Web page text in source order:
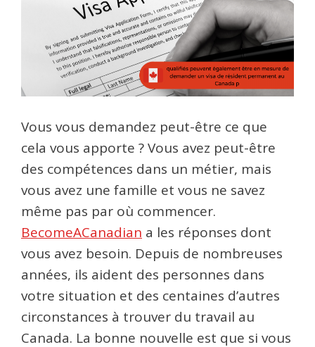
Vous vous demandez peut-être ce que
cela vous apporte ? Vous avez peut-être
des compétences dans un métier, mais
vous avez une famille et vous ne savez
même pas par où commencer.
BecomeACanadian a les réponses dont
vous avez besoin. Depuis de nombreuses
années, ils aident des personnes dans
votre situation et des centaines d’autres
circonstances à trouver du travail au
Canada. La bonne nouvelle est que si vous